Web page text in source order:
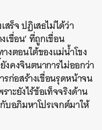
สร็จ ปฏิเสธไม่ได้ว่า
เขื่อน’ที่ถูกเขื่อน
งตอนใต้ของแม่น้ำโขง
คงจินตนาการไม่ออกว่า
ก่อสร้างเขื่อนรุดหน้าจน
าะยังไร้ข้อเท็จจริงด้าน
อภิมหาโปรเจกต์มาให้